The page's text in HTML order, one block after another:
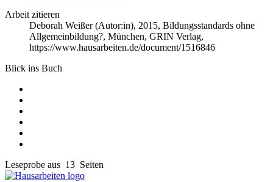
Arbeit zitieren
Deborah Weißer (Autor:in), 2015, Bildungsstandards ohne
Allgemeinbildung?, München, GRIN Verlag,
https://www.hausarbeiten.de/document/1516846
Blick ins Buch
Leseprobe aus 13 Seiten